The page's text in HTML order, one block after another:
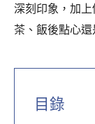
深刻印象，加
茶、飯後點心還
目錄